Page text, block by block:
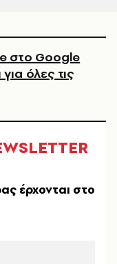
στο Google
όλες τις
έρχονται στο